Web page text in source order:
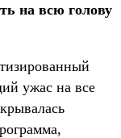
на всю голову
ужас на все